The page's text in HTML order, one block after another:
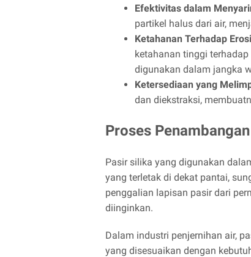
Efektivitas dalam
partikel halus dari air,
Ketahanan Terhadap
ketahanan tinggi
digunakan dalam jangka
Ketersediaan yang
dan diekstraksi,
Proses
Pasir silika yang digunakan
yang terletak di dekat pantai,
penggalian lapisan pasir dari
diinginkan.
Dalam industri penjernihan air,
yang disesuaikan dengan